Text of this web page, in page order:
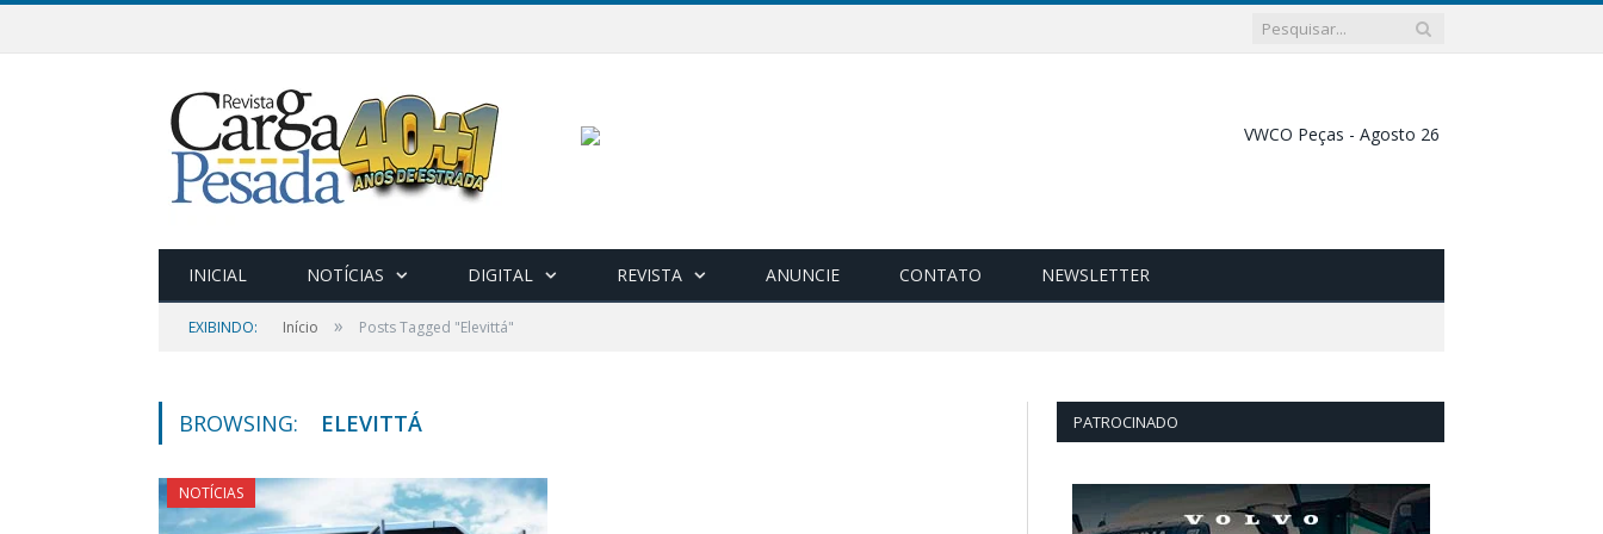
INICIAL NOTÍCIAS DIGITAL REVISTA ANUNCIE CONTATO NEWSLETTER
EXIBINDO: Início » Posts Tagged "Elevittá"
BROWSING: ELEVITTÁ
NOTÍCIAS
PATROCINADO